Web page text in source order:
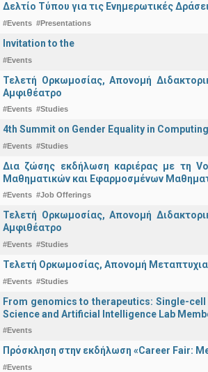
Δελτίο Τύπου για τις Ενημερωτικές
#Events #Presentations
Invitation to the
#Events
Τελετή Ορκωμοσίας, Απονομή
Αμφιθέατρο
#Events #Studies
4th Summit on Gender Equality in Computing
#Events #Studies
Δια ζώσης εκδήλωση καριέρας με τη
Μαθηματικών και Εφαρμοσμένων
#Events #Job Offerings
Τελετή Ορκωμοσίας, Απονομή
Αμφιθέατρο
#Events #Studies
Τελετή Ορκωμοσίας, Απονομή
#Events #Studies
From genomics to therapeutics: Single-
Science and Artificial Intelligence Lab
#Events
Πρόσκληση στην εκδήλωση «Career Fair:
#Events